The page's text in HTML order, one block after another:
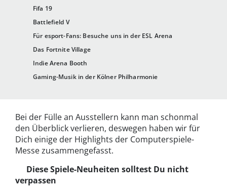
Fifa 19
Battlefield V
Für esport-Fans: Besuche uns in der ESL Arena
Das Fortnite Village
Indie Arena Booth
Gaming-Musik in der Kölner Philharmonie
Bei der Fülle an Ausstellern kann man schonmal
den Überblick verlieren, deswegen haben wir für
Dich einige der Highlights der Computerspiele-
Messe zusammengefasst.
Diese Spiele-Neuheiten solltest Du nicht
verpassen